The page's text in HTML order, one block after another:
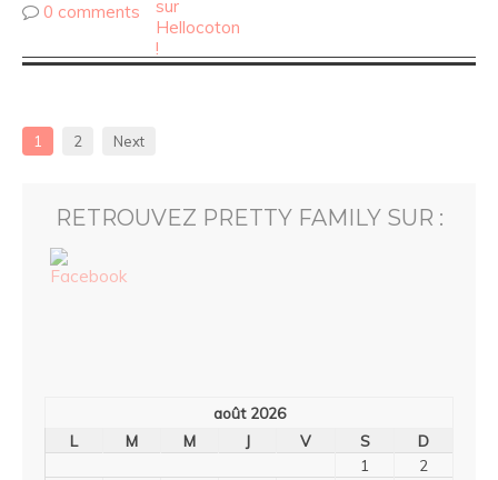
0 comments
1 2 Next
RETROUVEZ PRETTY FAMILY SUR :
août 2026
L
M M J V S
D
1
2